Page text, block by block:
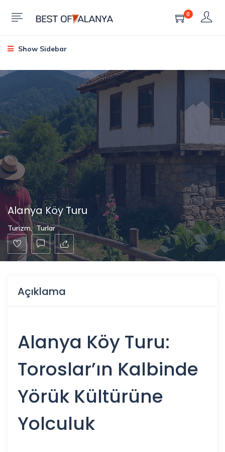
0
Show Sidebar
Alanya Köy Turu
Turizm, Turlar
Açıklama
Alanya Köy Turu:
Toroslar’ın Kalbinde
Yörük Kültürüne
Yolculuk